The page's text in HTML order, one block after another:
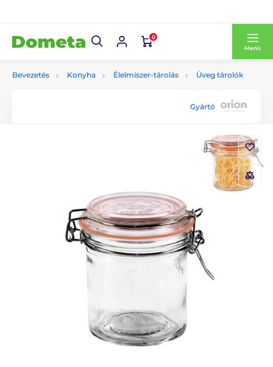
0
Menü
Bevezetés Konyha Élelmiszer-tárolás Üveg tárolók
Gyártó